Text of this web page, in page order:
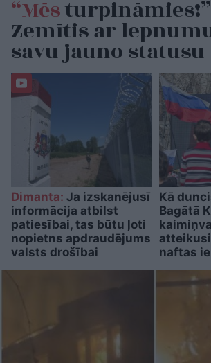
“Mēs
Zemītis ar
savu jauno statusu
Dimanta: Ja izskanējusī
informācija atbilst
patiesībai, tas būtu ļoti
nopietns apdraudējums
valsts drošībai
Kā
Bagātā
naftas